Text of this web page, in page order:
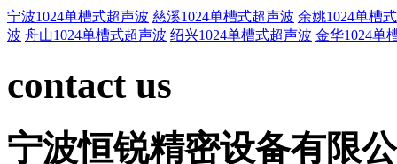
宁波1024单槽式超声波 慈溪1024单槽式超声波 余姚1024单槽
波 舟山1024单槽式超声波 绍兴1024单槽式超声波 金华1024单
contact us
宁波恒锐精密设备有限